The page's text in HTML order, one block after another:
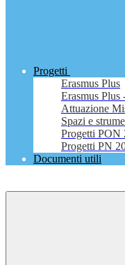
Progetti
Erasmus Plus
Erasmus Plus
Attuazione
Spazi e
Progetti PON
Progetti PN
Documenti utili